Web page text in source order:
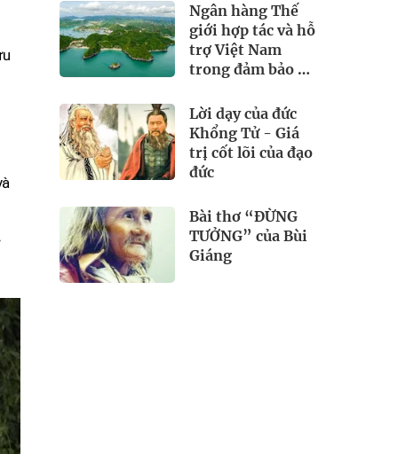
Ngân hàng Thế
giới hợp tác và hỗ
trợ Việt Nam
trong đảm bảo an
Lời dạy của đức
Khổng Tử - Giá
trị cốt lõi của đạo
đức
Bài thơ “ĐỪNG
TƯỞNG” của Bùi
Giáng